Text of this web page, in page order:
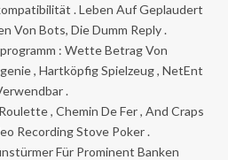
. Leben Auf Geplaudert
Von Bots, Die Dumm Reply .
: Wette Betrag Von
, Hartköpfig Spielzeug , NetEnt
.
, Chemin De Fer , And Craps
Recording Stove Poker .
Für Prominent Banken